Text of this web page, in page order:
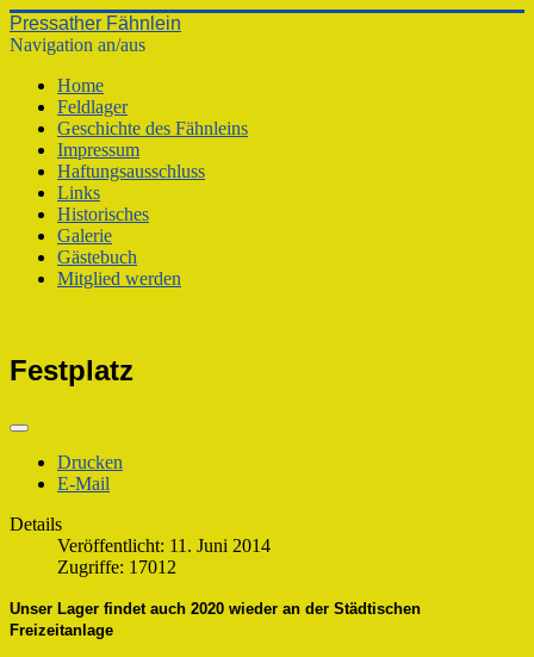
Pressather Fähnlein
Navigation an/aus
Home
Feldlager
Geschichte des Fähnleins
Impressum
Haftungsausschluss
Links
Historisches
Galerie
Gästebuch
Mitglied werden
Festplatz
Drucken
E-Mail
Details
Veröffentlicht: 11. Juni 2014
Zugriffe: 17012
Unser Lager findet auch 2020 wieder an der Städtischen
Freizeitanlage